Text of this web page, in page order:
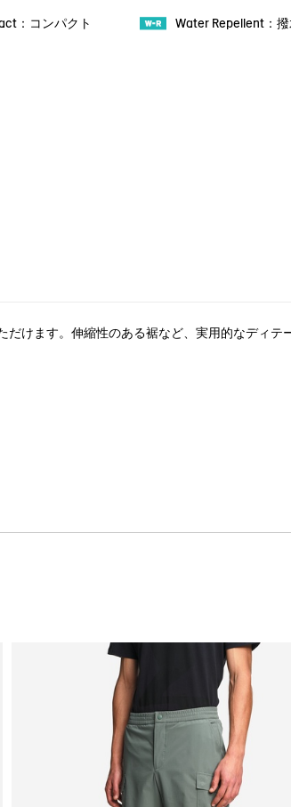
：コンパクト Water Repellent：撥
けます。伸縮性のある裾など、実用的なディテ